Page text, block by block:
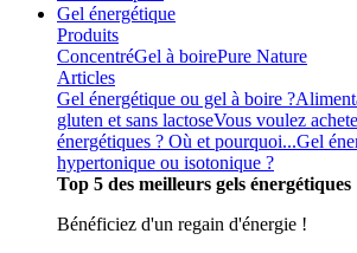
Gel énergétique
Produits
ConcentréGel à boirePure Nature
Articles
Gel énergétique ou gel à boire ?
gluten et sans lactoseVous voulez
énergétiques ? Où et pourquoi...Gel
hypertonique ou isotonique ?
Top 5 des meilleurs gels énergétiques
Bénéficiez d'un regain d'énergie !